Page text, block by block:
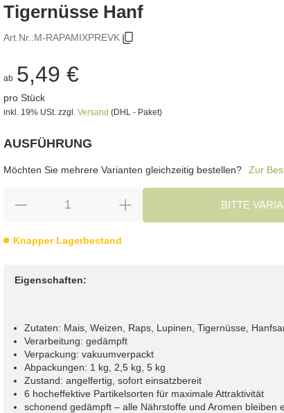
Tigernüsse Hanf
Art.Nr.:M-RAPAMIXPREVK
ab 5,49 €
pro Stück
inkl. 19% USt. zzgl. Versand (DHL - Paket)
AUSFÜHRUNG
Möchten Sie mehrere Varianten gleichzeitig bestellen?
Zur
BITTE
Knapper Lagerbestand
Eigenschaften:
Zutaten: Mais, Weizen, Raps, Lupinen, Tigernüsse,
Verarbeitung: gedämpft
Verpackung: vakuumverpackt
Abpackungen: 1 kg, 2,5 kg, 5 kg
Zustand: angelfertig, sofort einsatzbereit
6 hocheffektive Partikelsorten für maximale Attraktivität
schonend gedämpft – alle Nährstoffe und Aromen bleiben